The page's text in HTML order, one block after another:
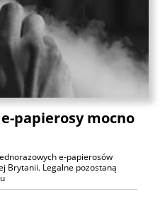
papierosy mocno
e-papierosów
Brytanii. Legalne pozostaną